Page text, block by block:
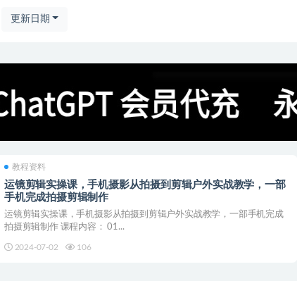
更新日期
教程资料
运镜剪辑实操课，手机摄影从拍摄到剪辑户外实战教学，一部
手机完成拍摄剪辑制作
运镜剪辑实操课，手机摄影从拍摄到剪辑户外实战教学，一部手机完成
拍摄剪辑制作 课程内容： 01...
2024-07-02 106